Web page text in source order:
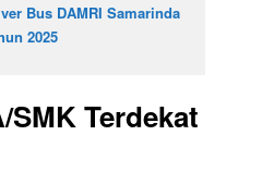
Bus DAMRI Samarinda
2025
Terdekat